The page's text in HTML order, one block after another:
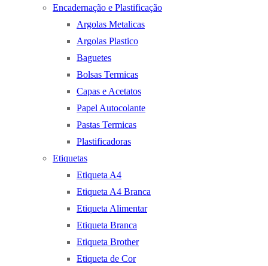
Encadernação e Plastificação
Argolas Metalicas
Argolas Plastico
Baguetes
Bolsas Termicas
Capas e Acetatos
Papel Autocolante
Pastas Termicas
Plastificadoras
Etiquetas
Etiqueta A4
Etiqueta A4 Branca
Etiqueta Alimentar
Etiqueta Branca
Etiqueta Brother
Etiqueta de Cor